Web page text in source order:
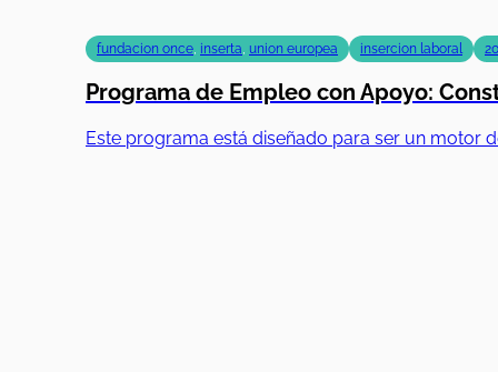
fundacion once, inserta, union europea insercion laboral
Programa de Empleo con Apoyo:
Este programa está diseñado para ser un motor